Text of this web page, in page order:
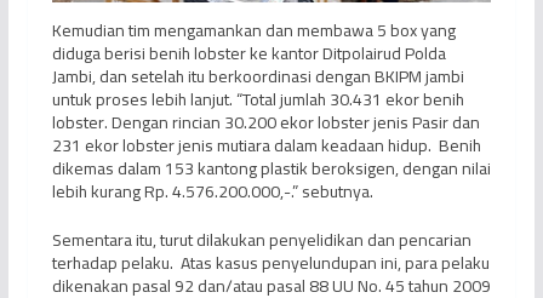
Kemudian tim mengamankan dan membawa 5 box yang
diduga berisi benih lobster ke kantor Ditpolairud Polda
Jambi, dan setelah itu berkoordinasi dengan BKIPM jambi
untuk proses lebih lanjut. “Total jumlah 30.431 ekor benih
lobster. Dengan rincian 30.200 ekor lobster jenis Pasir dan
231 ekor lobster jenis mutiara dalam keadaan hidup. Benih
dikemas dalam 153 kantong plastik beroksigen, dengan nilai
lebih kurang Rp. 4.576.200.000,-.” sebutnya.
Sementara itu, turut dilakukan penyelidikan dan pencarian
terhadap pelaku. Atas kasus penyelundupan ini, para pelaku
dikenakan pasal 92 dan/atau pasal 88 UU No. 45 tahun 2009